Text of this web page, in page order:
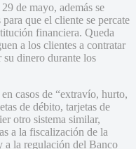
de mayo, además se
que el cliente se percate
financiera. Queda
a los clientes a contratar
su dinero durante los
casos de “extravío, hurto,
de débito, tarjetas de
otro sistema similar,
a la fiscalización de la
a la regulación del Banco